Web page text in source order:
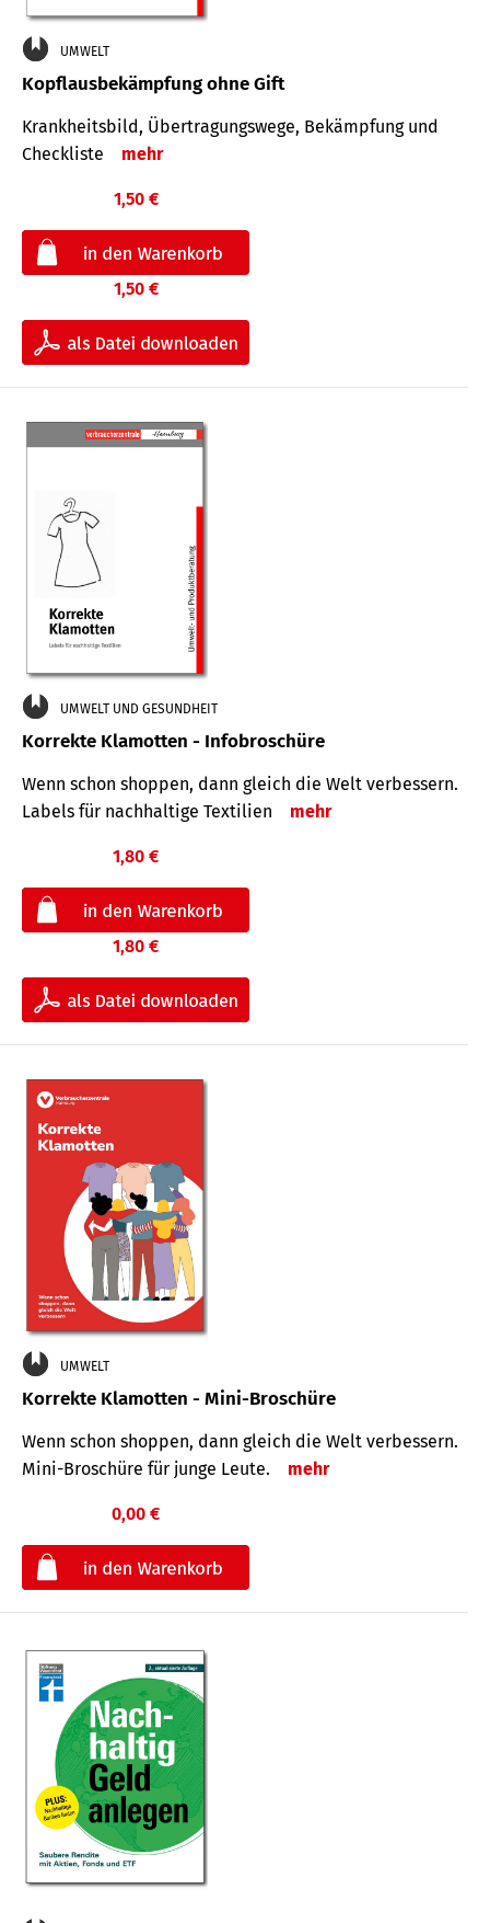
UMWELT
Kopflausbekämpfung ohne Gift
Krankheits­bild, Übertra­gungs­wege, Bekämpfung und
Check­liste
mehr
1,50 €
1,50 €
UMWELT UND GESUNDHEIT
Korrekte Klamotten - Infobroschüre
Wenn schon shoppen, dann gleich die Welt verbessern.
Labels für nachhaltige Textilien
mehr
1,80 €
1,80 €
UMWELT
Korrekte Klamotten - Mini-Broschüre
Wenn schon shoppen, dann gleich die Welt verbessern.
Mini-Broschüre für junge Leute.
mehr
0,00 €